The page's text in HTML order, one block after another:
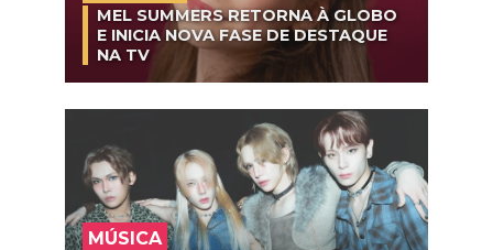
MEL SUMMERS RETORNA À GLOBO
E INICIA NOVA FASE DE DESTAQUE
NA TV
MÚSICA